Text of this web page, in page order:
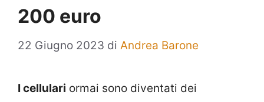
200 euro
22 Giugno 2023 di Andrea Barone
I cellulari ormai sono diventati dei